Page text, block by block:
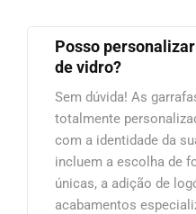
Posso
de vidro?
Sem dúvida! As
totalmente
com a identidade da
incluem a escolha de
únicas, a adição de
acabamentos